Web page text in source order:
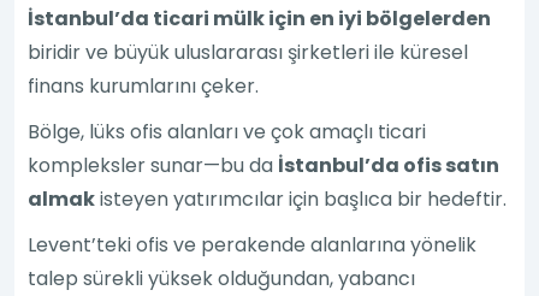
İstanbul’da ticari mülk için en iyi bölgelerden
biridir ve büyük uluslararası şirketleri ile küresel
finans kurumlarını çeker.
Bölge, lüks ofis alanları ve çok amaçlı ticari
kompleksler sunar—bu da İstanbul’da ofis satın
almakisteyen yatırımcılar için başlıca bir hedeftir.
Levent’teki ofis ve perakende alanlarına yönelik
talep sürekli yüksek olduğundan, yabancı